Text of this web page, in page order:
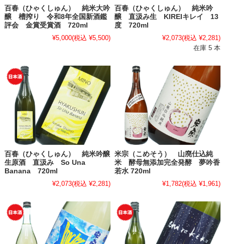
百春（ひゃくしゅん） 純米大吟
醸 槽搾り 令和8年全国新酒鑑
評会 金賞受賞酒 720ml
¥5,000(税込 ¥5,500)
百春（ひゃくしゅん） 純米吟
醸 直汲み生 KIREIキレイ 13
度 720ml
¥2,073(税込 ¥2,281)
在庫 5 本
百春（ひゃくしゅん） 純米吟醸
生原酒 直汲み So Una
Banana 720ml
¥2,073(税込 ¥2,281)
米宗（こめそう） 山廃仕込純
米 酵母無添加完全発酵 夢吟香
若水 720ml
¥1,782(税込 ¥1,961)